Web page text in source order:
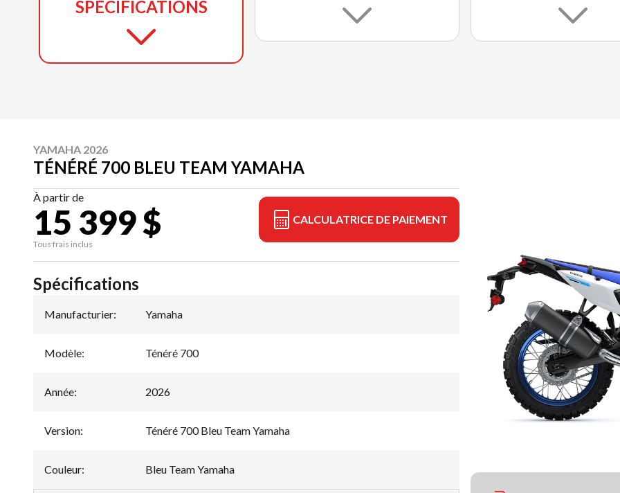
SPÉCIFICATIONS
YAMAHA 2026
TÉNÉRÉ 700 BLEU TEAM YAMAHA
À partir de
15 399 $
Tous frais inclus
CALCULATRICE DE PAIEMENT
Spécifications
Manufacturier: Yamaha
Modèle: Ténéré 700
Année: 2026
Version: Ténéré 700 Bleu Team Yamaha
Couleur: Bleu Team Yamaha